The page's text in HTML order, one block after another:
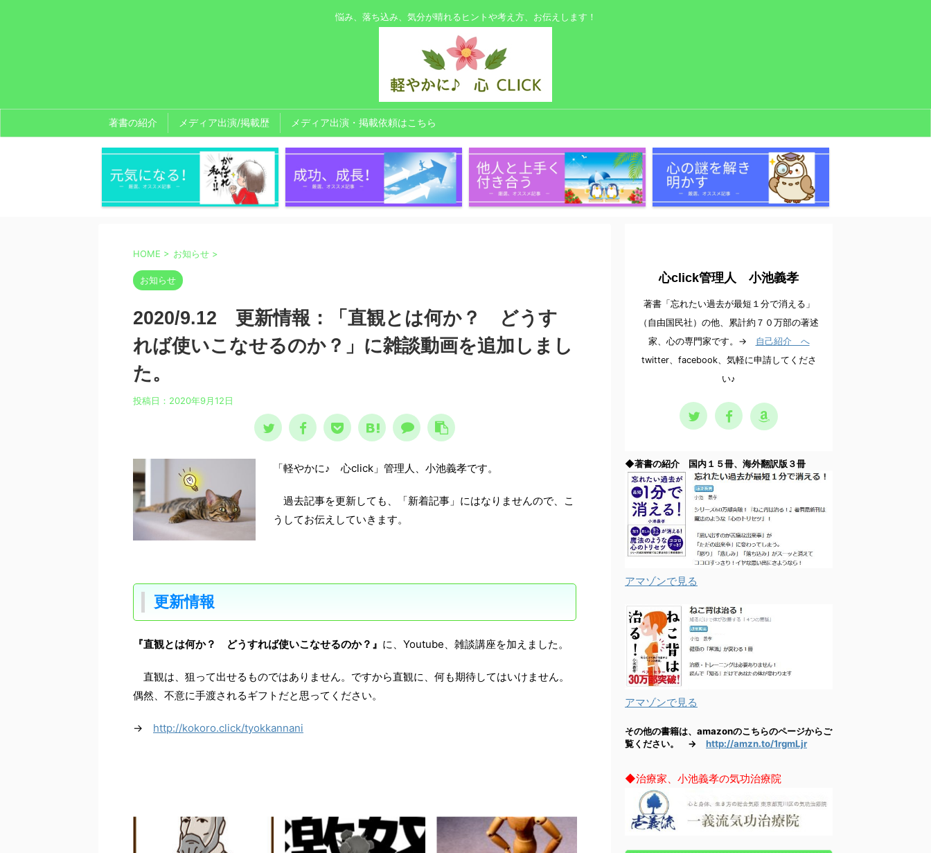
悩み、落ち込み、気分が晴れるヒントや考え方、お伝えします！
著書の紹介 メディア出演/掲載歴 メディア出演・掲載依頼はこちら
HOME > お知らせ >
お知らせ
2020/9.12 更新情報：「直観とは何か？ どうす
れば使いこなせるのか？」に雑談動画を追加しまし
た。
投稿日： 2020年9月12日
「軽やかに♪ 心click」管理人、小池義孝です。
過去記事を更新しても、「新着記事」にはなりませんので、こ
うしてお伝えしていきます。
更新情報
『直観とは何か？ どうすれば使いこなせるのか？』 に、Youtube、雑談講座を加えました。
直観は、狙って出せるものではありません。ですから直観に、何も期待してはいけません。
偶然、不意に手渡されるギフトだと思ってください。
→ http://kokoro.click/tyokkannani
心click管理人 小池義孝
著書「忘れたい過去が最短１分で消える」
（自由国民社）の他、累計約７０万部の著述
家、心の専門家です。→ 自己紹介 へ
twitter、facebook、気軽に申請してくださ
い♪
◆著書の紹介 国内１５冊、海外翻訳版３冊
アマゾンで見る
アマゾンで見る
その他の書籍は、amazonのこちらのページからご
覧ください。 → http://amzn.to/1rgmLjr
◆治療家、小池義孝の気功治療院